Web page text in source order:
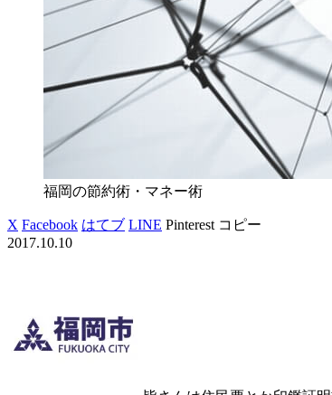
福岡の節約術・マネー術
X Facebook はてブ LINE Pinterest コピー
2017.10.10